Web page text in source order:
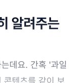
알려주는
데요. 간혹 '과일
콘텐츠를 같이 보